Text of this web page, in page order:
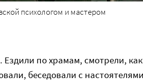
психологом и мастером
Ездили по храмам, смотрели, как
беседовали с